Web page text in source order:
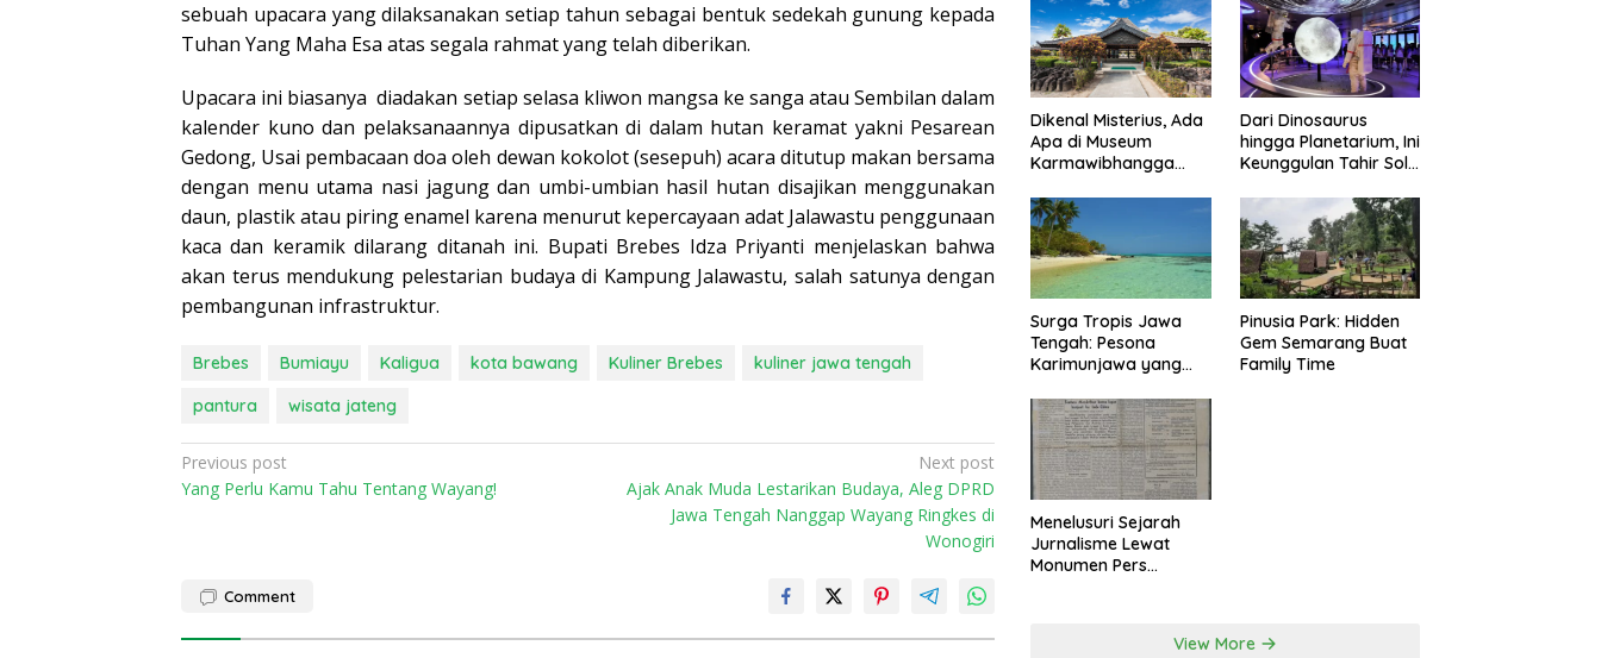
sebuah upacara yang dilaksanakan setiap tahun sebagai bentuk sedekah gunung kepada
Tuhan Yang Maha Esa atas segala rahmat yang telah diberikan.
Upacara ini biasanya diadakan setiap selasa kliwon mangsa ke sanga atau Sembilan dalam
kalender kuno dan pelaksanaannya dipusatkan di dalam hutan keramat yakni Pesarean
Gedong, Usai pembacaan doa oleh dewan kokolot (sesepuh) acara ditutup makan bersama
dengan menu utama nasi jagung dan umbi-umbian hasil hutan disajikan menggunakan
daun, plastik atau piring enamel karena menurut kepercayaan adat Jalawastu penggunaan
kaca dan keramik dilarang ditanah ini. Bupati Brebes Idza Priyanti menjelaskan bahwa
akan terus mendukung pelestarian budaya di Kampung Jalawastu, salah satunya dengan
pembangunan infrastruktur.
Brebes Bumiayu Kaligua kota bawang Kuliner Brebes
kuliner jawa tengah
pantura
wisata jateng
Post
navigation
Previous post
Yang Perlu Kamu Tahu Tentang Wayang!
Next post
Ajak Anak Muda Lestarikan Budaya, Aleg DPRD
Jawa Tengah Nanggap Wayang Ringkes di
Wonogiri
Comment
Dikenal Misterius, Ada
Apa di Museum
Karmawibhangga
Dari Dinosaurus
hingga Planetarium, Ini
Keunggulan Tahir Solo
Surga Tropis Jawa
Tengah: Pesona
Karimunjawa yang
Pinusia Park: Hidden
Gem Semarang Buat
Family Time
Menelusuri Sejarah
Jurnalisme Lewat
Monumen Pers
View More